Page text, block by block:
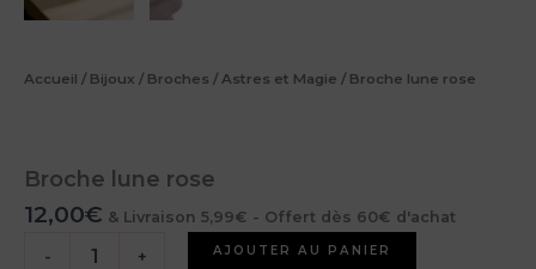
Accueil / Bijoux / Broches / Astres et Magie / Broche lune rose
Broche lune rose
12,00€ & Livraison 5,99€ - Offert dès 60€ d'achat
- + AJOUTER AU PANIER